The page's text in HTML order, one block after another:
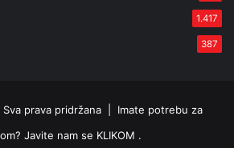
1.417
387
prava pridržana | Imate potrebu za
Javite nam se KLIKOM .